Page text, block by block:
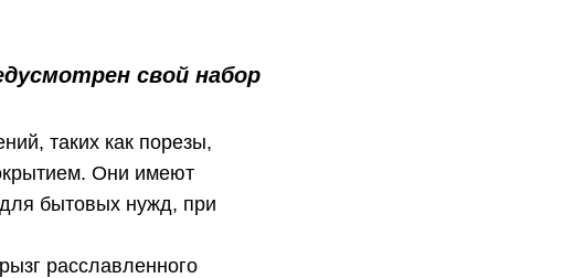
свой набор
таких как порезы,
Они имеют
бытовых нужд, при
расславленного